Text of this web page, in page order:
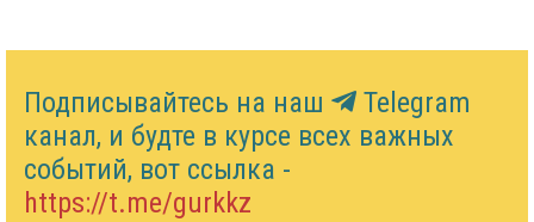
Подписывайтесь на наш
Telegram
канал, и будте в курсе всех важных
событий, вот ссылка -
https://t.me/gurkkz